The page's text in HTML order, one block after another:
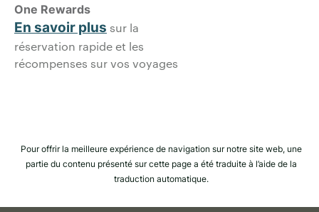
One Rewards
En savoir plus sur la
réservation rapide et les
récompenses sur vos voyages
Pour offrir la meilleure expérience de navigation sur notre site web, une
partie du contenu présenté sur cette page a été traduite à l’aide de la
traduction automatique.